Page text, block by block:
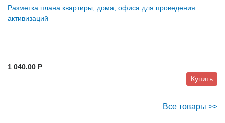
Разметка плана квартиры, дома, офиса для проведения
активизаций
1 040.00 P
Купить
Все товары >>